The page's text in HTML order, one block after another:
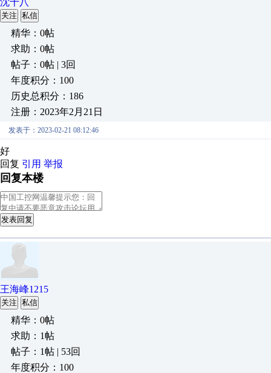
关注 私信
精华：0帖
求助：0帖
帖子：0帖 | 3回
年度积分：100
历史总积分：186
注册：2023年2月21日
发表于：2023-02-21 08:12:46
好
回复 引用 举报
回复本楼
发表回复
王海峰1215
关注 私信
精华：0帖
求助：1帖
帖子：1帖 | 53回
年度积分：100